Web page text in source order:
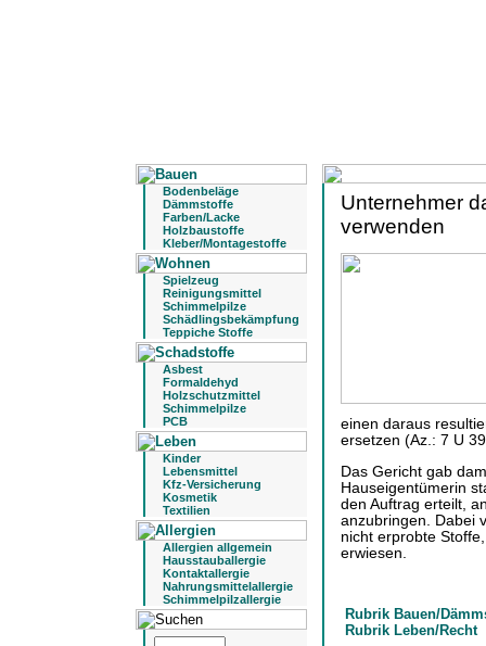
Bodenbeläge
Dämmstoffe
Farben/Lacke
Holzbaustoffe
Kleber/Montagestoffe
Spielzeug
Reinigungsmittel
Schimmelpilze
Schädlingsbekämpfung
Teppiche Stoffe
Asbest
Formaldehyd
Holzschutzmittel
Schimmelpilze
PCB
Kinder
Lebensmittel
Kfz-Versicherung
Kosmetik
Textilien
Allergien allgemein
Hausstauballergie
Kontaktallergie
Nahrungsmittelallergie
Schimmelpilzallergie
Unternehmer
verwenden
einen daraus
ersetzen (Az.: 7 U
Das Gericht gab
Hauseigentümerin
den Auftrag erteilt,
anzubringen. Dabei
nicht erprobte
erwiesen.
Rubrik Bauen/
Rubrik Leben/Recht